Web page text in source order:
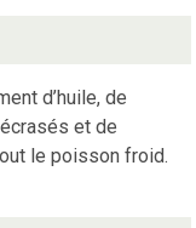
d’huile, de
et de
le poisson froid.